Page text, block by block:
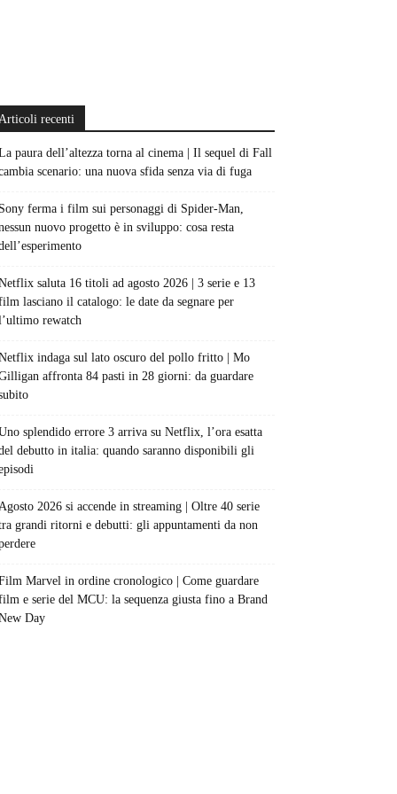
recenti
paura dell’altezza torna al cinema | Il sequel di Fall
scenario: una nuova sfida senza via di fuga
ferma i film sui personaggi di Spider-Man,
nuovo progetto è in sviluppo: cosa resta
saluta 16 titoli ad agosto 2026 | 3 serie e 13
lasciano il catalogo: le date da segnare per
rewatch
indaga sul lato oscuro del pollo fritto | Mo
affronta 84 pasti in 28 giorni: da guardare
splendido errore 3 arriva su Netflix, l’ora esatta
debutto in italia: quando saranno disponibili gli
2026 si accende in streaming | Oltre 40 serie
grandi ritorni e debutti: gli appuntamenti da non
Marvel in ordine cronologico | Come guardare
e serie del MCU: la sequenza giusta fino a Brand
Day